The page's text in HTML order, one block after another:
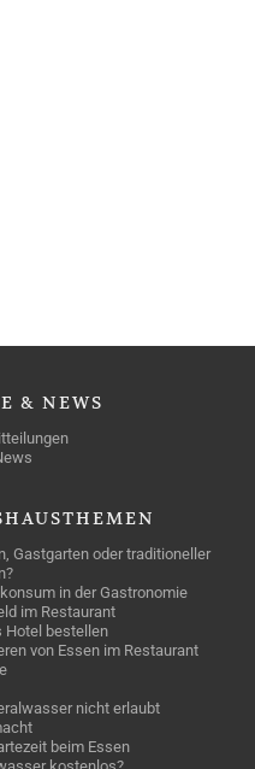
& NEWS
Gastgarten oder traditioneller
in der Gastronomie
im Restaurant
Hotel bestellen
von Essen im Restaurant
nicht erlaubt
beim Essen